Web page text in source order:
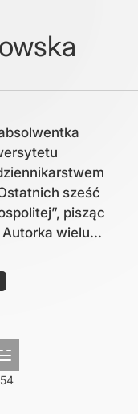
sześć
pisząc
wielu...